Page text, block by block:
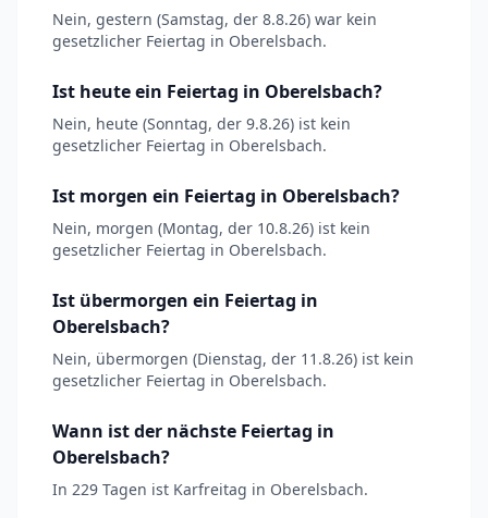
Nein, gestern (Samstag, der 8.8.26) war kein
gesetzlicher Feiertag in Oberelsbach.
Ist heute ein Feiertag in Oberelsbach?
Nein, heute (Sonntag, der 9.8.26) ist kein
gesetzlicher Feiertag in Oberelsbach.
Ist morgen ein Feiertag in Oberelsbach?
Nein, morgen (Montag, der 10.8.26) ist kein
gesetzlicher Feiertag in Oberelsbach.
Ist übermorgen ein Feiertag in
Oberelsbach?
Nein, übermorgen (Dienstag, der 11.8.26) ist kein
gesetzlicher Feiertag in Oberelsbach.
Wann ist der nächste Feiertag in
Oberelsbach?
In 229 Tagen ist Karfreitag in Oberelsbach.